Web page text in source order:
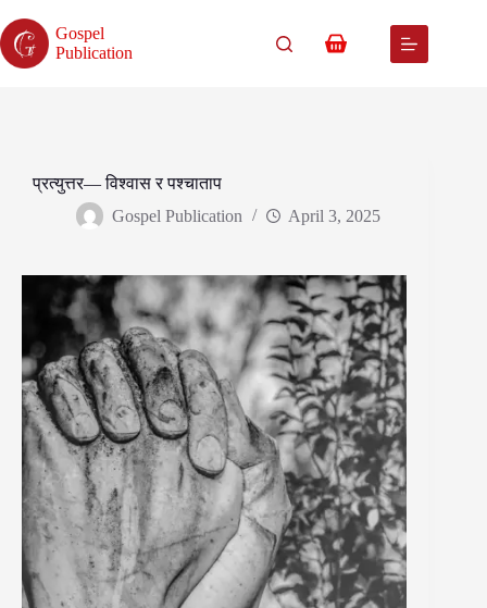
to
content
Gospel
Publication
Shopping
प्रत्युत्तर— विश्वास र पश्चाताप
Gospel Publication
April 3, 2025